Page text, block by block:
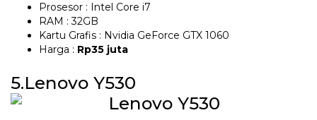
Prosesor : Intel Core i7
RAM : 32GB
Kartu Grafis : Nvidia GeForce GTX 1060
Harga : Rp35 juta
5.Lenovo Y530